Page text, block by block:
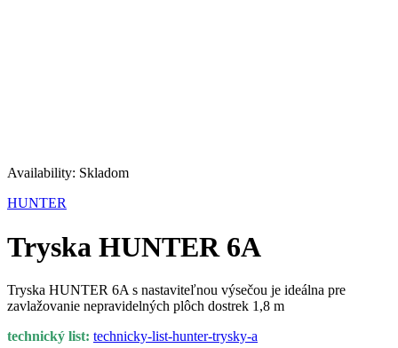
Availability: Skladom
HUNTER
Tryska HUNTER 6A
Tryska HUNTER 6A s nastaviteľnou výsečou je ideálna pre
zavlažovanie nepravidelných plôch dostrek 1,8 m
technický list: technicky-list-hunter-trysky-a